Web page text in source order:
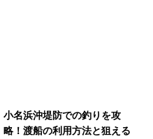
小名浜沖堤防での釣りを攻
略！渡船の利用方法と狙える